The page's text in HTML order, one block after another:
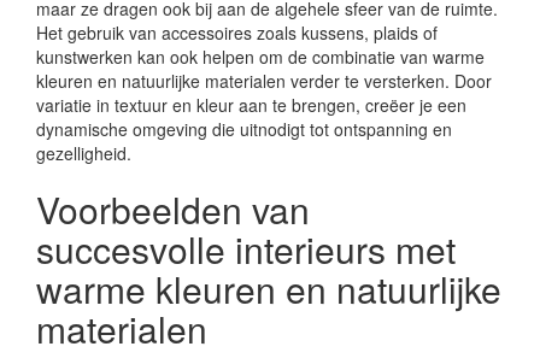
maar ze dragen ook bij aan de algehele sfeer van de ruimte.
Het gebruik van accessoires zoals kussens, plaids of
kunstwerken kan ook helpen om de combinatie van warme
kleuren en natuurlijke materialen verder te versterken. Door
variatie in textuur en kleur aan te brengen, creëer je een
dynamische omgeving die uitnodigt tot ontspanning en
gezelligheid.
Voorbeelden van
succesvolle interieurs met
warme kleuren en natuurlijke
materialen